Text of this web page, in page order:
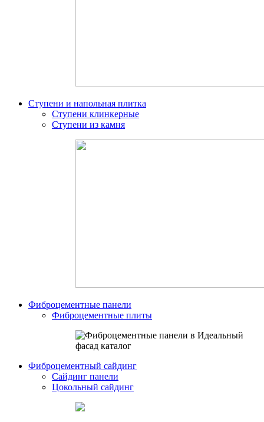
Ступени и напольная плитка
Ступени клинкерные
Ступени из камня
Фиброцементные панели
Фиброцементные плиты
Фиброцементный сайдинг
Сайдинг панели
Цокольный сайдинг